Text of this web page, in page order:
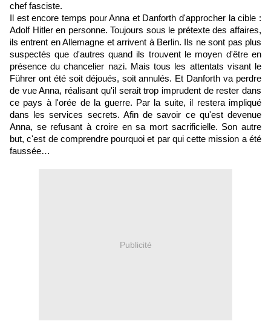
chef fasciste.
Il est encore temps pour Anna et Danforth d'approcher la cible :
Adolf Hitler en personne. Toujours sous le prétexte des affaires,
ils entrent en Allemagne et arrivent à Berlin. Ils ne sont pas plus
suspectés que d'autres quand ils trouvent le moyen d'être en
présence du chancelier nazi. Mais tous les attentats visant le
Führer ont été soit déjoués, soit annulés. Et Danforth va perdre
de vue Anna, réalisant qu'il serait trop imprudent de rester dans
ce pays à l'orée de la guerre. Par la suite, il restera impliqué
dans les services secrets. Afin de savoir ce qu'est devenue
Anna, se refusant à croire en sa mort sacrificielle. Son autre
but, c'est de comprendre pourquoi et par qui cette mission a été
faussée…
Publicité